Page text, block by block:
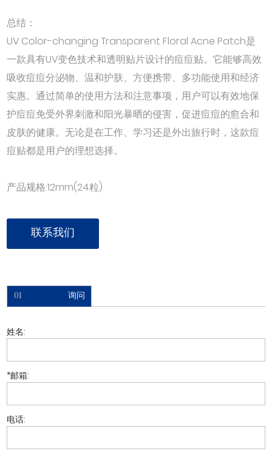
总结：
UV Color-changing Transparent Floral Acne Patch是
一款具有UV变色技术和透明贴片设计的痘痘贴。它能够高效
吸收痘痘分泌物、温和护肤、方便携带、多功能使用和经济
实惠。通过简单的使用方法和注意事项，用户可以有效地保
护痘痘免受外界刺激和阳光暴晒的侵害，促进痘痘的愈合和
皮肤的健康。无论是在工作、学习还是外出旅行时，这款痘
痘贴都是用户的理想选择。
产品规格:12mm(24粒)
联系我们
01 询问
姓名:
*邮箱:
电话: